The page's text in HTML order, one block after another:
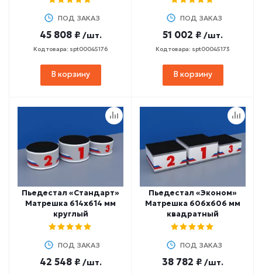
ПОД ЗАКАЗ
45 808 ₽ /шт.
Код товара: spt00045176
В корзину
ПОД ЗАКАЗ
51 002 ₽ /шт.
Код товара: spt00045173
В корзину
Пьедестал «Стандарт»
Матрешка 614х614 мм
круглый
ПОД ЗАКАЗ
42 548 ₽ /шт.
Пьедестал «Эконом»
Матрешка 606х606 мм
квадратный
ПОД ЗАКАЗ
38 782 ₽ /шт.